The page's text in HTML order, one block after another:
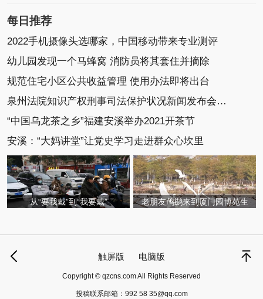
每日推荐
2022手机摄像头选哪家，中国移动带来专业测评
幼儿园发现一个马蜂窝 消防员将其套住并摘除
规范住宅小区公共收益管理 使用办法即将出台
泉州法院知识产权刑事司法保护状况新闻发布会召开
“中国乌龙茶之乡”福建安溪举办2021开茶节
安溪：“大妈讲堂”让党史学习走进群众心坎里
从“要我戴”到“我要戴” 老朋友鸬鹚来到厦门园博苑生
触屏版 电脑版
Copyright © qzcns.com All Rights Reserved
投稿联系邮箱： 992 58 35@qq.com